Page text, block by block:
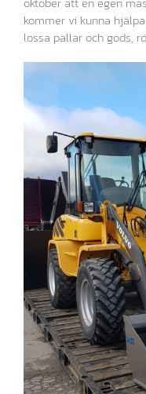
kommer vi kunna
lossa pallar och gods,